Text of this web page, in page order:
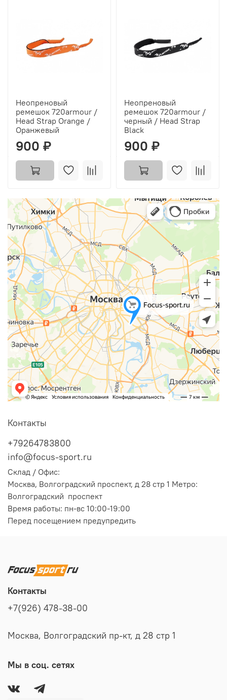
Неопреновый
ремешок 720armour /
Head Strap Orange /
Оранжевый
900 ₽
Неопреновый
ремешок 720armour /
черный / Head Strap
Black
900 ₽
Контакты
+79264783800
info@focus-sport.ru
Склад / Офис:
Москва, Волгоградский проспект, д 28 стр 1 Метро:
Волгоградский проспект
Время работы: пн-вс 10:00-19:00
Перед посещением предупредить
Контакты
+7(926) 478-38-00
Москва, Волгоградский пр-кт, д 28 стр 1
Мы в соц. сетях